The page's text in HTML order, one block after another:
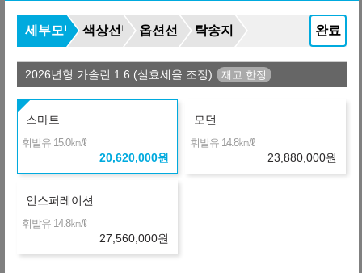
B 금융사
온라인 비교 36개월 선수+보증금 6,186,000원
O 금융사
월 354,970 원
S 금융사
장기렌터카
369,710 원
36개월 선수+보증금6,186,000원
H 금융사
407,310
세부모델 색상선택 옵션선택 탁송지역 완료
2026년형 가솔린 1.6 (실효세율 조정)
스마트
휘발유 15.0㎞/ℓ
20,620,000원
모던
휘발유 14.8㎞/ℓ
23,880,000원
인스퍼레이션
휘발유 14.8㎞/ℓ
27,560,000원